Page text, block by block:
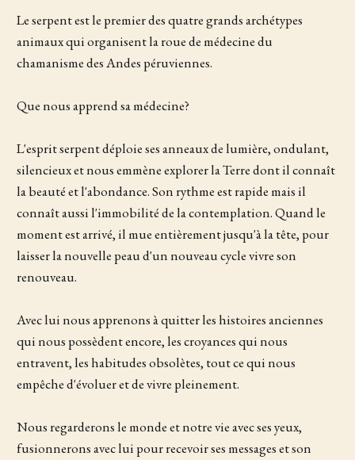
Le serpent est le premier des quatre grands archétypes
animaux qui organisent la roue de médecine du
chamanisme des Andes péruviennes.
Que nous apprend sa médecine?
L'esprit serpent déploie ses anneaux de lumière, ondulant,
silencieux et nous emmène explorer la Terre dont il connaît
la beauté et l'abondance. Son rythme est rapide mais il
connaît aussi l'immobilité de la contemplation. Quand le
moment est arrivé, il mue entièrement jusqu'à la tête, pour
laisser la nouvelle peau d'un nouveau cycle vivre son
renouveau.
Avec lui nous apprenons à quitter les histoires anciennes
qui nous possèdent encore, les croyances qui nous
entravent, les habitudes obsolètes, tout ce qui nous
empêche d'évoluer et de vivre pleinement.
Nous regarderons le monde et notre vie avec ses yeux,
fusionnerons avec lui pour recevoir ses messages et son